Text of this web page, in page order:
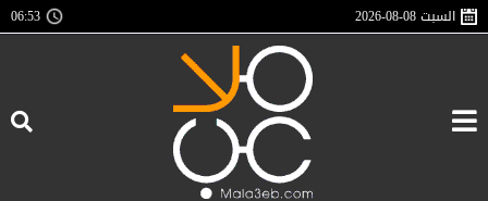
السبت2026-08-08
06:53